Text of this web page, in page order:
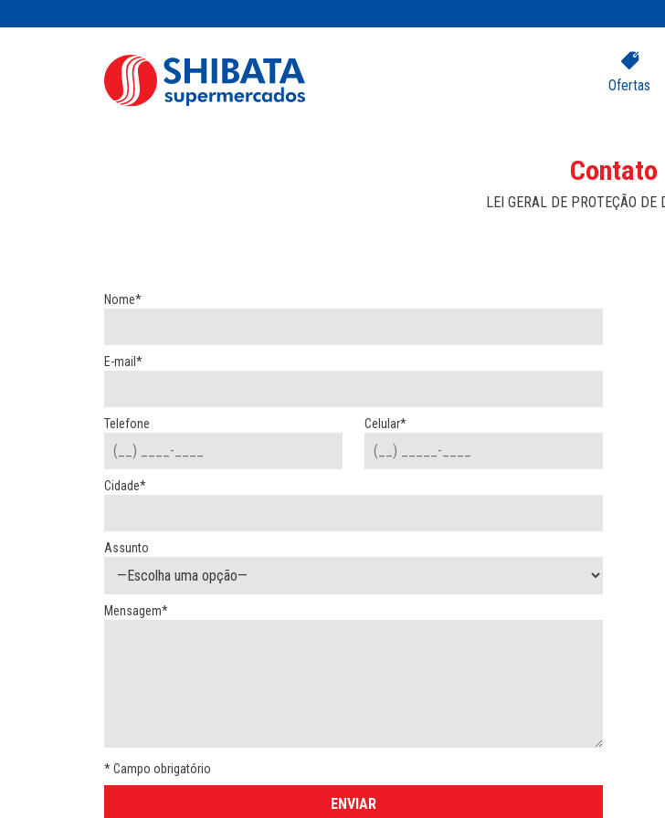
Ofertas
Contato
LEI GERAL DE PROTEÇÃO DE
Nome*
E-mail*
Telefone Celular*
Cidade*
Assunto
Mensagem*
* Campo obrigatório